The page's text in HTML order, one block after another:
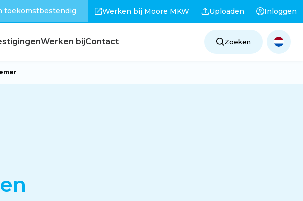
toekomstbestendig Werken bij Moore MKW Uploaden Inloggen
Werken bijContact Zoeken